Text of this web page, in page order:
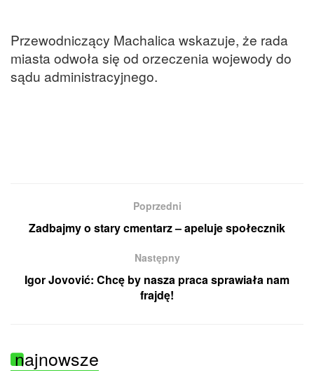
Przewodniczący Machalica wskazuje, że rada
miasta odwoła się od orzeczenia wojewody do
sądu administracyjnego.
Poprzedni
Zadbajmy o stary cmentarz – apeluje społecznik
Następny
Igor Jovović: Chcę by nasza praca sprawiała nam
frajdę!
najnowsze